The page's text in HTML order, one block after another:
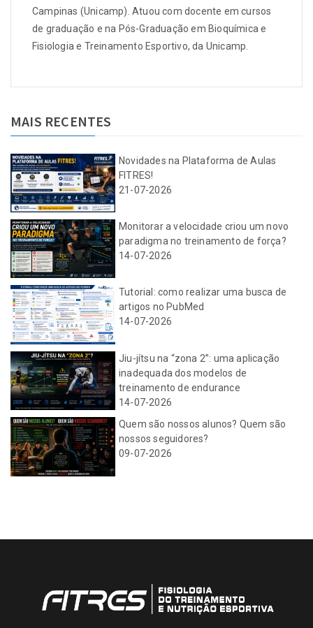
Campinas (Unicamp). Atuou com docente em cursos
de graduação e na Pós-Graduação em Bioquímica e
Fisiologia e Treinamento Esportivo, da Unicamp.
MAIS RECENTES
Novidades na Plataforma de Aulas
FITRES!
21-07-2026
Monitorar a velocidade criou um novo
paradigma no treinamento de força?
14-07-2026
Tutorial: como realizar uma busca de
artigos no PubMed
14-07-2026
Jiu-jítsu na “zona 2”: uma aplicação
inadequada dos modelos de
treinamento de endurance
14-07-2026
Quem são nossos alunos? Quem são
nossos seguidores?
09-07-2026